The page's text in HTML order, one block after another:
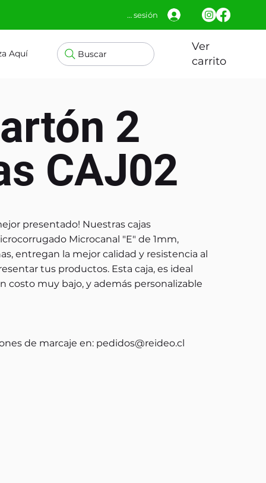
Aquí Buscar
Ver
carrito
Iniciar sesión
2
CAJ02
presentado! Nuestras cajas
Microcanal "E" de 1mm,
entregan la mejor calidad y resistencia al
tus productos. Esta caja, es ideal
costo muy bajo, y además personalizable
de marcaje en: pedidos@reideo.cl